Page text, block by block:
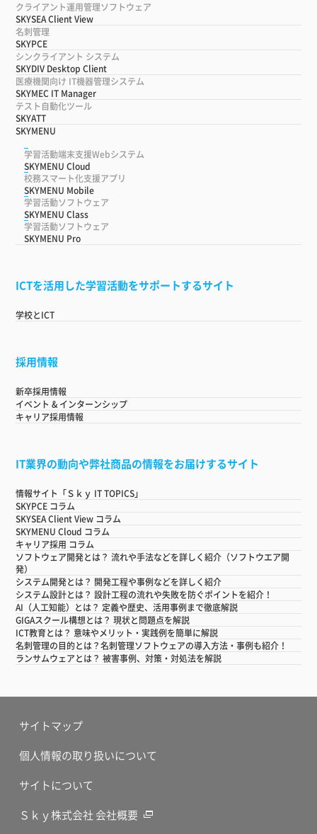
クライアント運用管理ソフトウェア
SKYSEA Client View
名刺管理
SKYPCE
シンクライアント システム
SKYDIV Desktop Client
医療機関向け IT機器管理システム
SKYMEC IT Manager
テスト自動化ツール
SKYATT
SKYMENU
学習活動端末支援Webシステム
SKYMENU Cloud
校務スマート化支援アプリ
SKYMENU Mobile
学習活動ソフトウェア
SKYMENU Class
学習活動ソフトウェア
SKYMENU Pro
ICTを活用した学習活動をサポートするサイト
学校とICT
採用情報
新卒採用情報
イベント & インターンシップ
キャリア採用情報
IT業界の動向や弊社商品の情報をお届けするサイト
情報サイト「Ｓｋｙ IT TOPICS」
SKYPCE コラム
SKYSEA Client View コラム
SKYMENU Cloud コラム
キャリア採用 コラム
ソフトウェア開発とは？ 流れや手法などを詳しく紹介（ソフトウエア開
発）
システム開発とは？ 開発工程や事例などを詳しく紹介
システム設計とは？ 設計工程の流れや失敗を防ぐポイントを紹介！
AI（人工知能）とは？ 定義や歴史、活用事例まで徹底解説
GIGAスクール構想とは？ 現状と問題点を解説
ICT教育とは？ 意味やメリット・実践例を簡単に解説
名刺管理の目的とは？名刺管理ソフトウェアの導入方法・事例も紹介！
ランサムウェアとは？ 被害事例、対策・対処法を解説
サイトマップ
個人情報の取り扱いについて
サイトについて
Ｓｋｙ株式会社 会社概要